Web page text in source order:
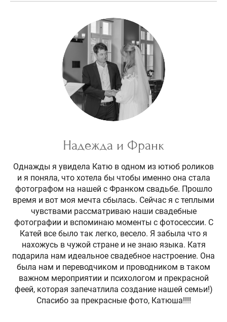
Надежда и Франк
Однажды я увидела Катю в одном из ютюб роликов
и я поняла, что хотела бы чтобы именно она стала
фотографом на нашей с Франком свадьбе. Прошло
время и вот моя мечта сбылась. Сейчас я с теплыми
чувствами рассматриваю наши свадебные
фотографии и вспоминаю моменты с фотосессии. С
Катей все было так легко, весело. Я забыла что я
нахожусь в чужой стране и не знаю языка. Катя
подарила нам идеальное свадебное настроение. Она
была нам и переводчиком и проводником в таком
важном мероприятии и психологом и прекрасной
феей, которая запечатлила создание нашей семьи!)
Спасибо за прекрасные фото, Катюша!!!!